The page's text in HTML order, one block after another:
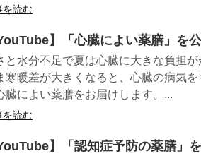
を読む
YouTube】「心臓によい薬膳」を
と水分不足で夏は心臓に大きな負担
寒暖差が大きくなると、心臓の病気
臓によい薬膳をお届けします。...
を読む
YouTube】「認知症予防の薬膳」